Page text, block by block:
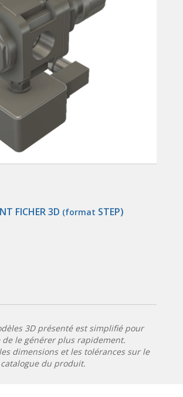
FICHER 3D (format STEP)
3D présenté est simplifié pour
le générer plus rapidement.
dimensions et les tolérances sur le
catalogue du produit.